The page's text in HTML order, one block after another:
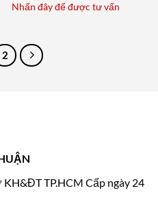
Nhấn đây để được tư vấn
2
TP.HCM Cấp ngày 24